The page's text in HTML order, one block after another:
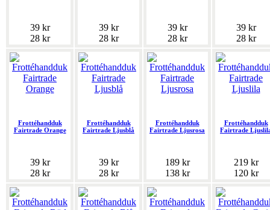
39 kr
28 kr
39 kr
28 kr
39 kr
28 kr
39 kr
28 kr
Frottéhandduk
Fairtrade Orange
39 kr
28 kr
Frottéhandduk
Fairtrade Ljusblå
39 kr
28 kr
Frottéhandduk
Fairtrade Ljusrosa
189 kr
138 kr
Frottéhandduk
Fairtrade
219 kr
120 kr